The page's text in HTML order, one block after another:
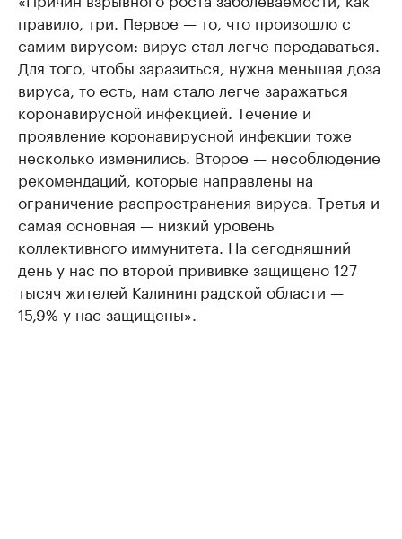
правило, три. Первое — то, что произошло с
самим вирусом: вирус стал легче передаваться.
Для того, чтобы заразиться, нужна меньшая доза
вируса, то есть, нам стало легче заражаться
коронавирусной инфекцией. Течение и
проявление коронавирусной инфекции тоже
несколько изменились. Второе — несоблюдение
рекомендаций, которые направлены на
ограничение распространения вируса. Третья и
самая основная — низкий уровень
коллективного иммунитета. На сегодняшний
день у нас по второй прививке защищено 127
тысяч жителей Калининградской области —
15,9% у нас защищены».